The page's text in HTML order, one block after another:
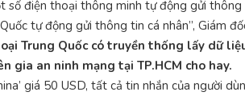
điện thoại thông minh tự động gửi thông
tự động gửi thông tin cá nhân”, Giám
Trung Quốc có truyền thống lấy dữ
gia an ninh mạng tại TP.HCM cho hay.
giá 50 USD, tất cả tin nhắn của người